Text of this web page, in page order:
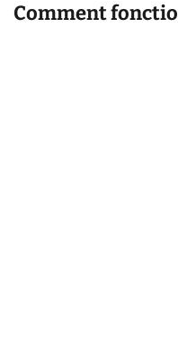
Comment